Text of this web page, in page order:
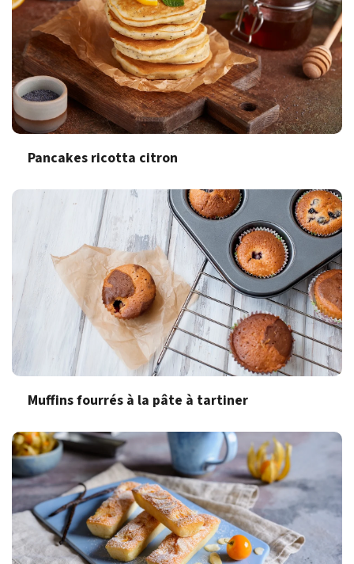
Pancakes ricotta citron
Muffins fourrés à la pâte à tartiner